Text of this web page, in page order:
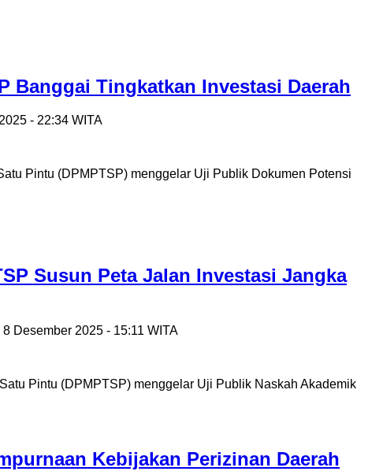
Banggai Tingkatkan Investasi Daerah
- 22:34 WITA
Pintu (DPMPTSP) menggelar Uji Publik Dokumen Potensi
Susun Peta Jalan Investasi Jangka
8 Desember 2025 - 15:11 WITA
Pintu (DPMPTSP) menggelar Uji Publik Naskah Akademik
Kebijakan Perizinan Daerah